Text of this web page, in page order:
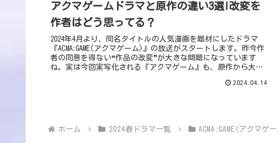
アクマゲームドラマと原作の違い3選!改変を
作者はどう思ってる？
2024年4月より、同名タイトルの人気漫画を題材にしたドラマ
『ACMA:GAME(アクマゲーム)』の放送がスタートします。昨今作
者の同意を得ない❝作品の改変❞が大きな問題になっています
ね。実は今回実写化される『アクマゲーム』も、原作から大
2024.04.14
ホーム 2024春ドラマ一覧 ACMA:GAME(アクマゲ